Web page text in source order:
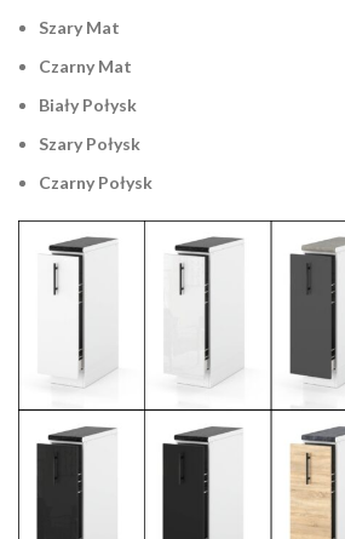
Szary Mat
Czarny Mat
Biały Połysk
Szary Połysk
Czarny Połysk